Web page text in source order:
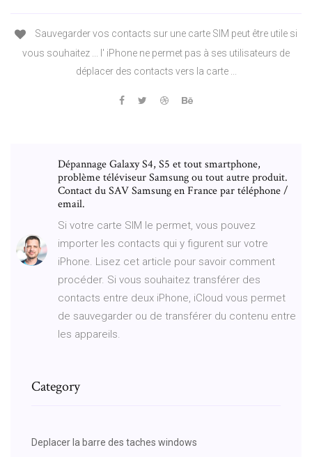
Sauvegarder vos contacts sur une carte SIM peut être utile si
vous souhaitez ... l' iPhone ne permet pas à ses utilisateurs de
déplacer des contacts vers la carte ...
Dépannage Galaxy S4, S5 et tout smartphone,
problème téléviseur Samsung ou tout autre produit.
Contact du SAV Samsung en France par téléphone /
email.
Si votre carte SIM le permet, vous pouvez
importer les contacts qui y figurent sur votre
iPhone. Lisez cet article pour savoir comment
procéder. Si vous souhaitez transférer des
contacts entre deux iPhone, iCloud vous permet
de sauvegarder ou de transférer du contenu entre
les appareils.
Category
Deplacer la barre des taches windows